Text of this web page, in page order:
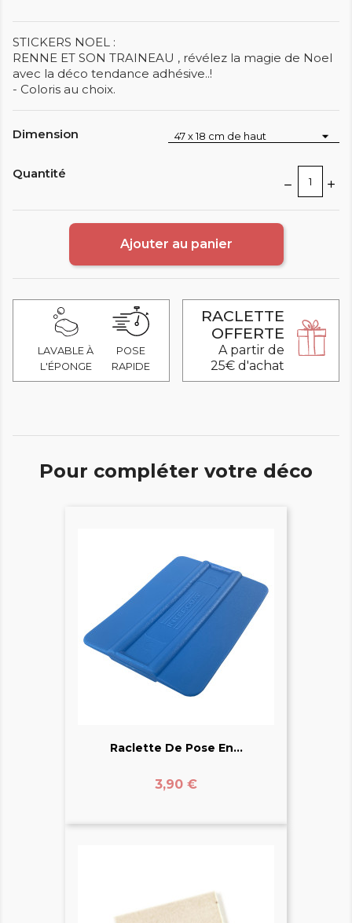
STICKERS NOEL :
RENNE ET SON TRAINEAU , révélez la magie de Noel
avec la déco tendance adhésive..!
- Coloris au choix.
Dimension
Quantité
Ajouter au panier
LAVABLE À
L'ÉPONGE
POSE
RAPIDE
RACLETTE
OFFERTE
A partir de
25€ d'achat
Pour compléter votre déco
Raclette De Pose En...
Prix
3,90 €